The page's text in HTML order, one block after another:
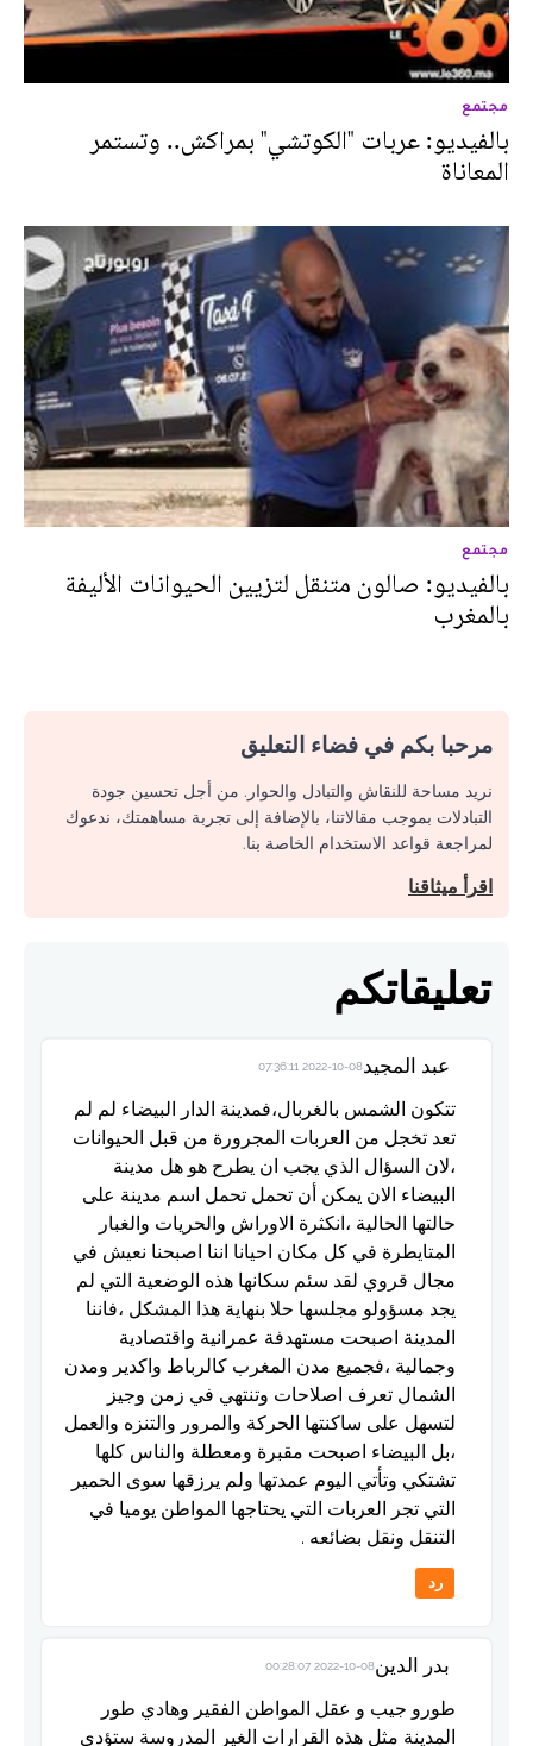
مجتمع
بالفيديو: عربات "الكوتشي" بمراكش.. وتستمر
المعاناة
مجتمع
بالفيديو: صالون متنقل لتزيين الحيوانات الأليفة
بالمغرب
مرحبا بكم في فضاء التعليق
نريد مساحة للنقاش والتبادل والحوار. من أجل تحسين جودة
التبادلات بموجب مقالاتنا، بالإضافة إلى تجربة مساهمتك، ندعوك
لمراجعة قواعد الاستخدام الخاصة بنا.
اقرأ ميثاقنا
تعليقاتكم
عبد المجيد2022-10-08 07:36:11
تتكون الشمس بالغربال،فمدينة الدار البيضاء لم لم
تعد تخجل من العربات المجرورة من قبل الحيوانات
،لان السؤال الذي يجب ان يطرح هو هل مدينة
البيضاء الان يمكن أن تحمل تحمل اسم مدينة على
حالتها الحالية ،انكثرة الاوراش والحريات والغبار
المتايطرة في كل مكان احيانا اننا اصبحنا نعيش في
مجال قروي لقد سئم سكانها هذه الوضعية التي لم
يجد مسؤولو مجلسها حلا بنهاية هذا المشكل ،فاننا
المدينة اصبحت مستهدفة عمرانية واقتصادية
وجمالية ،فجميع مدن المغرب كالرباط واكدير ومدن
الشمال تعرف اصلاحات وتنتهي في زمن وجيز
لتسهل على ساكنتها الحركة والمرور والتنزه والعمل
،بل البيضاء اصبحت مقبرة ومعطلة والناس كلها
تشتكي وتأتي اليوم عمدتها ولم يرزقها سوى الحمير
التي تجر العربات التي يحتاجها المواطن يوميا في
التنقل ونقل بضائعه .
رد
بدر الدين2022-10-08 00:28:07
طورو جيب و عقل المواطن الفقير وهادي طور
المدينة مثل هذه القرارات الغير المدروسة ستؤدي